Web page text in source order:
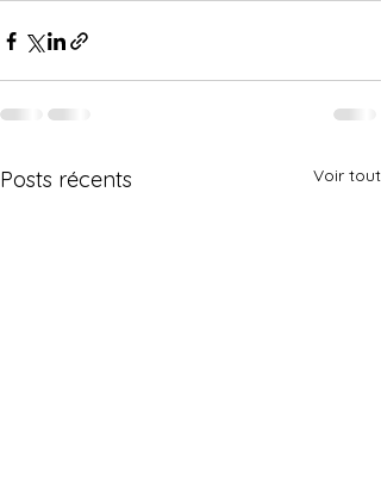
Posts récents Voir tout